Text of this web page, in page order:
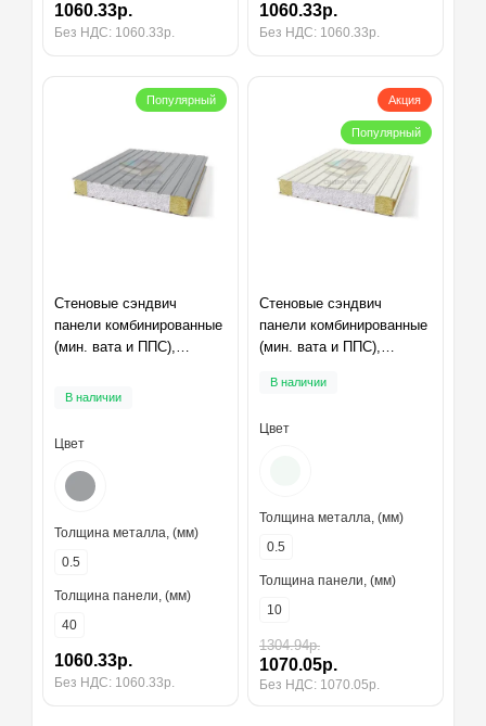
1060.33р.
Без НДС: 1060.33р.
1060.33р.
Без НДС: 1060.33р.
Популярный
Стеновые сэндвич
панели комбинированные
(мин. вата и ППС),
толщина 40 мм, RAL7004
В наличии
Цвет
Толщина металла, (мм)
0.5
Толщина панели, (мм)
40
1060.33р.
Без НДС: 1060.33р.
Акция
Популярный
Стеновые сэндвич
панели комбинированные
(мин. вата и ППС),
толщина 10 мм, RAL9003
В наличии
Цвет
Толщина металла, (мм)
0.5
Толщина панели, (мм)
10
1304.94р.
1070.05р.
Без НДС: 1070.05р.